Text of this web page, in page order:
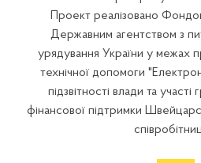
Проект реалізовано
Державним агентством з
урядування України у межах
технічної допомоги
підзвітності влади та
фінансової підтримки